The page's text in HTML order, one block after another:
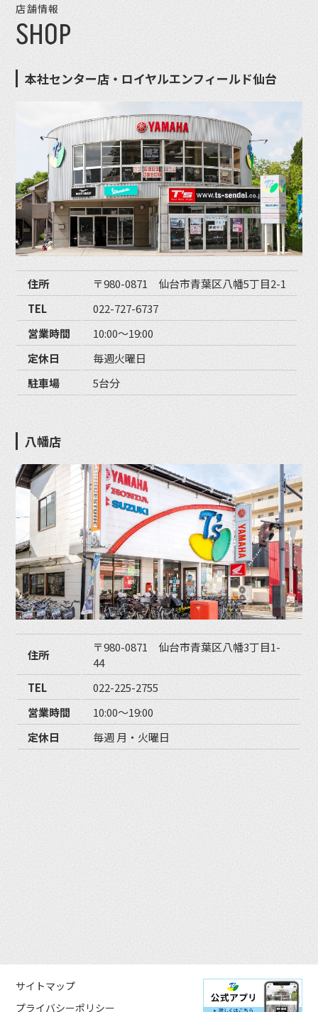
店舗情報
SHOP
本社センター店・ロイヤルエンフィールド仙台
住所
〒980-0871 仙台市青葉区八幡5丁目2-1
TEL
022-727-6737
営業時間
10:00〜19:00
定休日
毎週火曜日
駐車場
5台分
八幡店
住所
〒980-0871 仙台市青葉区八幡3丁目1-
44
TEL
022-225-2755
営業時間
10:00〜19:00
定休日
毎週 月・火曜日
サイトマップ
プライバシーポリシー